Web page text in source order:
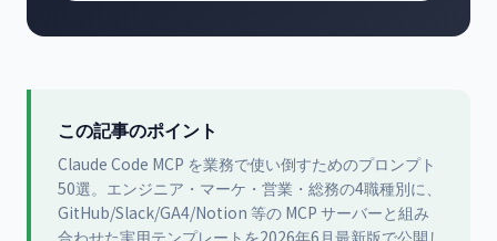
この記事のポイント
Claude Code MCP を業務で使い倒すためのプロンプト
50選。エンジニア・マーケ・営業・総務の4職種別に、
GitHub/Slack/GA4/Notion 等の MCP サーバーと組み
合わせた実用テンプレートを2026年6月最新版で公開し